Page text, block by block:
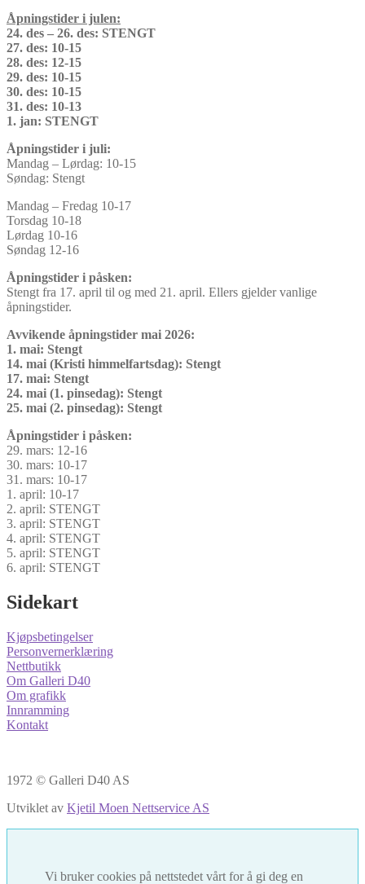
Åpningstider i julen:
24. des – 26. des: STENGT
27. des: 10-15
28. des: 12-15
29. des: 10-15
30. des: 10-15
31. des: 10-13
1. jan: STENGT
Åpningstider i juli:
Mandag – Lørdag: 10-15
Søndag: Stengt
Mandag – Fredag 10-17
Torsdag 10-18
Lørdag 10-16
Søndag 12-16
Åpningstider i påsken:
Stengt fra 17. april til og med 21. april. Ellers gjelder vanlige
åpningstider.
Avvikende åpningstider mai 2026:
1. mai: Stengt
14. mai (Kristi himmelfartsdag): Stengt
17. mai: Stengt
24. mai (1. pinsedag): Stengt
25. mai (2. pinsedag): Stengt
Åpningstider i påsken:
29. mars: 12-16
30. mars: 10-17
31. mars: 10-17
1. april: 10-17
2. april: STENGT
3. april: STENGT
4. april: STENGT
5. april: STENGT
6. april: STENGT
Sidekart
Kjøpsbetingelser
Personvernerklæring
Nettbutikk
Om Galleri D40
Om grafikk
Innramming
Kontakt
1972 © Galleri D40 AS
Utviklet av Kjetil Moen Nettservice AS
Vi bruker cookies på nettstedet vårt for å gi deg en